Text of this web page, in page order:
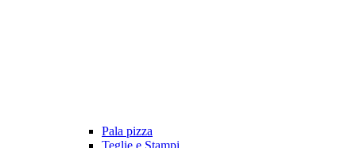
Pala pizza